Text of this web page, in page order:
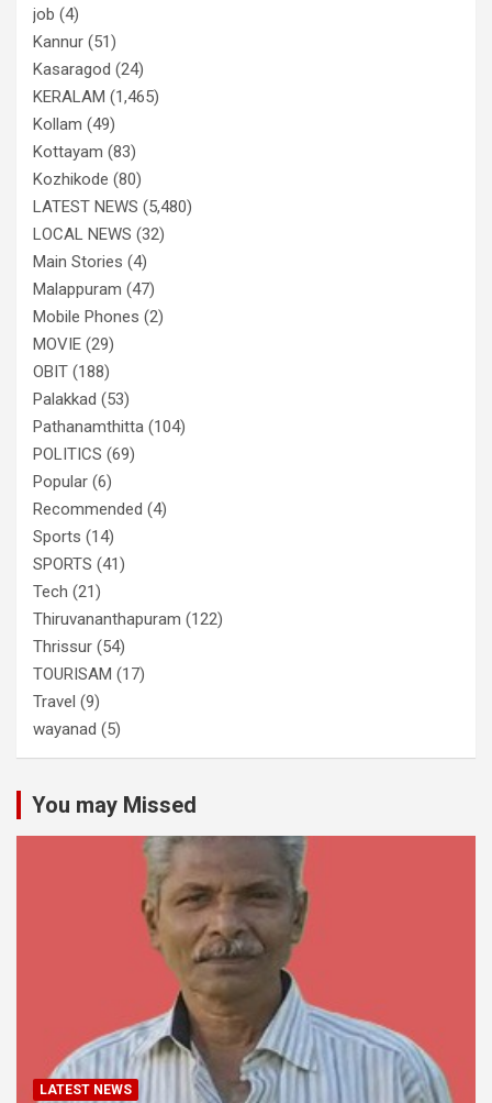
job (4)
Kannur (51)
Kasaragod (24)
KERALAM (1,465)
Kollam (49)
Kottayam (83)
Kozhikode (80)
LATEST NEWS (5,480)
LOCAL NEWS (32)
Main Stories (4)
Malappuram (47)
Mobile Phones (2)
MOVIE (29)
OBIT (188)
Palakkad (53)
Pathanamthitta (104)
POLITICS (69)
Popular (6)
Recommended (4)
Sports (14)
SPORTS (41)
Tech (21)
Thiruvananthapuram (122)
Thrissur (54)
TOURISAM (17)
Travel (9)
wayanad (5)
You may Missed
LATEST NEWS